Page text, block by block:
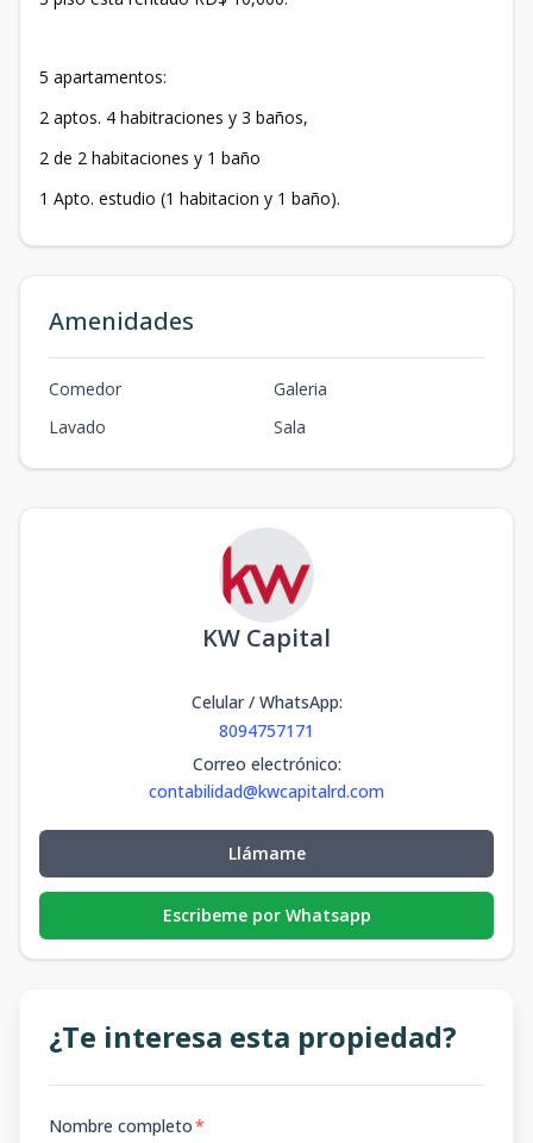
5 apartamentos:
2 aptos. 4 habitraciones y 3 baños,
2 de 2 habitaciones y 1 baño
1 Apto. estudio (1 habitacion y 1 baño).
Amenidades
Comedor
Galeri­a
Lavado
Sala
KW Capital
Celular / WhatsApp:
8094757171
Correo electrónico:
contabilidad@kwcapitalrd.com
Llámame
Escribeme por Whatsapp
¿Te interesa esta propiedad?
Nombre completo*